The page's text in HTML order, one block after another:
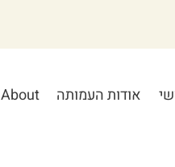
אודות העמותה About